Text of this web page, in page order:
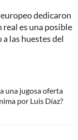
dedicaron
real es una posible
las huestes del
una jugosa oferta
por Luis Díaz?